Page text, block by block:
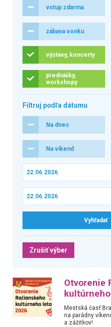
vstup zdarma
zábava vonku
výstavy, koncerty
prednášky,
workshopy
Filtruj podľa dátumu
Na dnes
Na víkend
Zrušiť výber
Otvorenie
Mestská časť
na parádny
a zážitkov!